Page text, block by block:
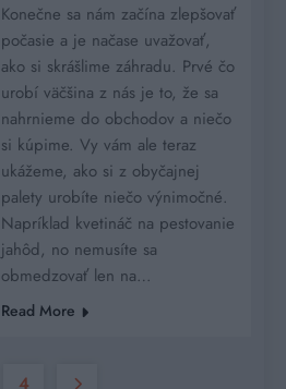
Konečne sa nám začína zlepšovať
počasie a je načase uvažovať,
ako si skrášlime záhradu. Prvé čo
urobí väčšina z nás je to, že sa
nahrnieme do obchodov a niečo
si kúpime. Vy vám ale teraz
ukážeme, ako si z obyčajnej
palety urobíte niečo výnimočné.
Napríklad kvetináč na pestovanie
jahôd, no nemusíte sa
obmedzovať len na…
Read More
4